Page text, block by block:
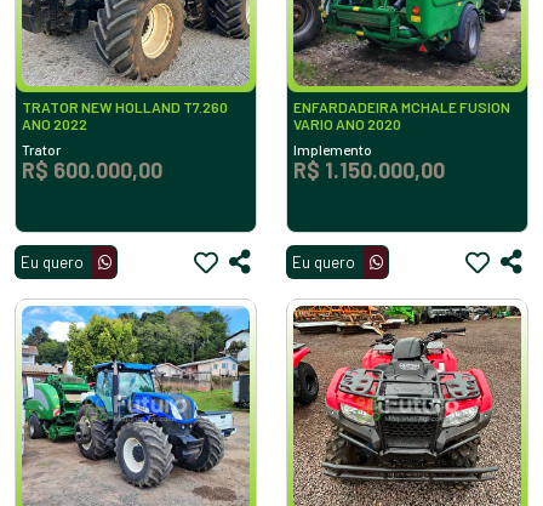
TRATOR NEW HOLLAND T7.260
ANO 2022
Trator
R$ 600.000,00
Eu quero
ENFARDADEIRA MCHALE FUSION
VARIO ANO 2020
Implemento
R$ 1.150.000,00
Eu quero